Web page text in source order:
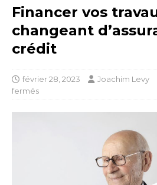
Financer vos
changeant
crédit
février 28, 2023 Joachim Levy
fermés